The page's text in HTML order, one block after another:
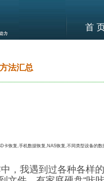
首
法汇总
卡恢复,手机数据恢复,NAS恢复,不同类型设备的数
，我遇到过各种各样